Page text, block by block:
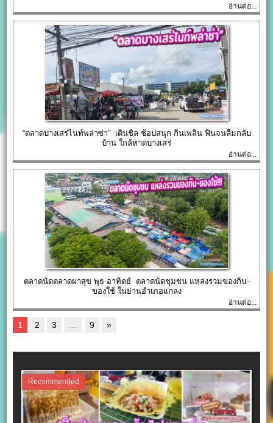
อ่านต่อ...
“ตลาดบางเสร่ไนท์พล่าซ่า” เดินชิล ช้อปสนุก กินเพลิน ฟินจนลืมกลับ
บ้าน ใกล้หาดบางเสร่
อ่านต่อ...
ตลาดนัดตลาดผาสุข พุธ อาทิตย์ ตลาดนัดชุมชน แหล่งรวมของกิน-
ของใช้ ในย่านอำเภอแกลง
อ่านต่อ...
1 2 3 9 »
Recommended